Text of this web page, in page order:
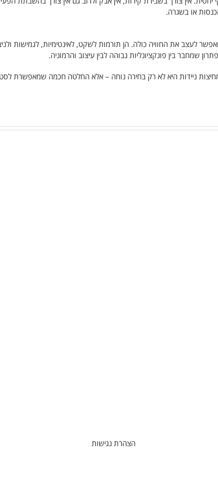
או בשגרה.
לעצב את החוויה כולה. הן תורמות לשקט, לאינטימיות, לגמישות
שמחבר בין פונקציונליות גבוהה לבין עיצוב והרמוניה.
ניידות היא לא רק בחירה נוחה – אלא החלטה חכמה שמאפשרת
הצהרת נגישות